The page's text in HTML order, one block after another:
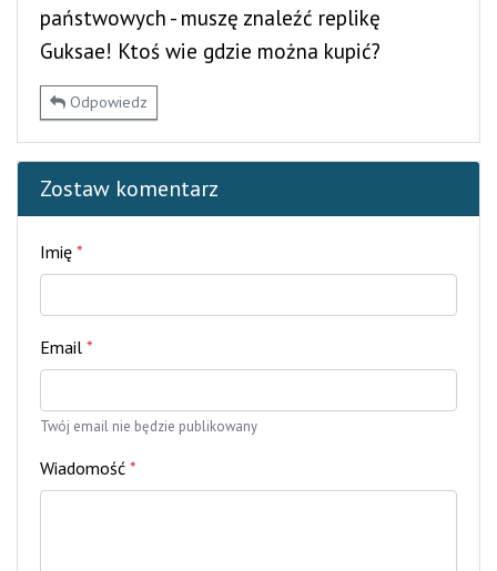
państwowych - muszę znaleźć replikę
Guksae! Ktoś wie gdzie można kupić?
Odpowiedz
Zostaw komentarz
Imię *
Email *
Twój email nie będzie publikowany
Wiadomość *